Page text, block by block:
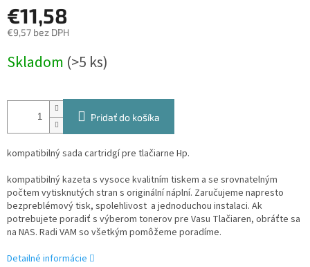
€11,58
€9,57 bez DPH
cena:
Skladom (>5 ks)
Pridať do košíka
kompatibilný sada cartridgí pre tlačiarne Hp.
kompatibilný kazeta s vysoce kvalitním tiskem a se srovnatelným
počtem vytisknutých stran s originální náplní. Zaručujeme napresto
bezpreblémový tisk, spolehlivost a jednoduchou instalaci. Ak
potrebujete poradiť s výberom tonerov pre Vasu Tlačiaren, obráťte sa
na NAS. Radi VAM so všetkým pomôžeme poradíme.
Detailné informácie